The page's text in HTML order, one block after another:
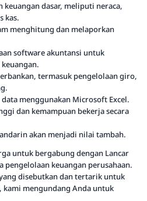
keuangan dasar, meliputi neraca,
kas.
menghitung dan melaporkan
software akuntansi untuk
termasuk pengelolaan giro,
menggunakan Microsoft Excel.
dan kemampuan bekerja secara
akan menjadi nilai tambah.
untuk bergabung dengan Lancar
keuangan perusahaan.
disebutkan dan tertarik untuk
mengundang Anda untuk